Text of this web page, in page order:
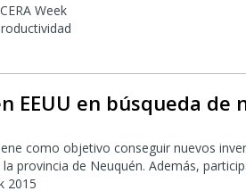
Week
EEUU en búsqueda de
como objetivo conseguir nuevos
provincia de Neuquén. Además,
2015